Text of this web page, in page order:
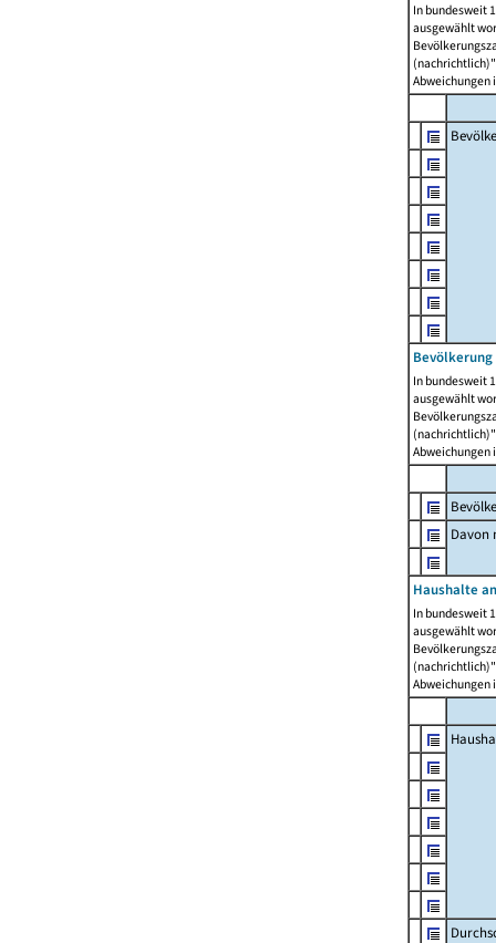
In bundesweit
ausgewählt
Abweichungen
In bundesweit
ausgewählt
Abweichungen
Davon
Haushalte
In bundesweit
ausgewählt
Abweichungen